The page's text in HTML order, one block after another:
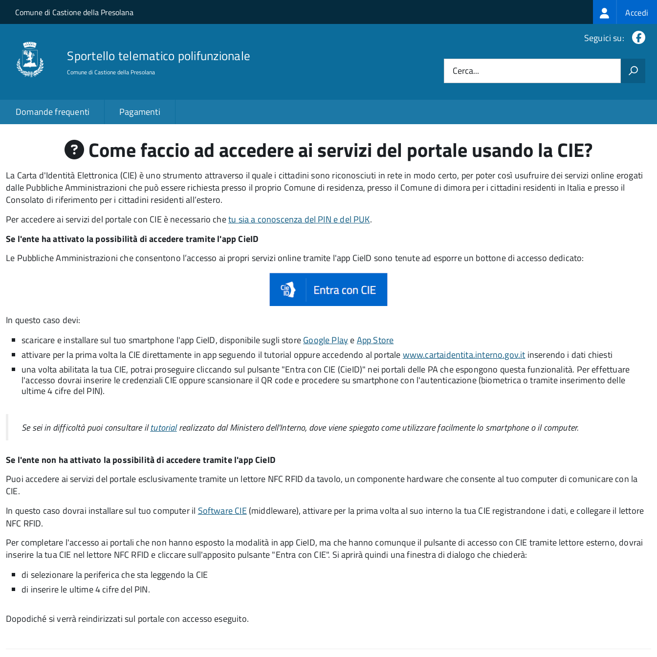
Salta al contenuto principale
Skip to site navigation
Comune di Castione della Presolana Login
menu
Accedi
Sportello telematico polifunzionale
Comune di Castione della Presolana
Seguici su:
Cerca...
Domande frequenti Pagamenti
Come faccio ad accedere ai servizi del portale usando la CIE?
La Carta d'Identità Elettronica (CIE) è uno strumento attraverso il quale i cittadini sono riconosciuti in rete in modo certo, per poter così usufruire dei servizi online erogati
dalle Pubbliche Amministrazioni che può essererichiesta presso il proprio Comune di residenza, presso il Comune di dimora per i cittadini residenti in Italia e presso il
Consolato di riferimento per i cittadini residenti all’estero.
Per accedere ai servizi del portale con CIE è necessario chetu sia a conoscenza del PIN e del PUK.
Se l'ente ha attivato la possibilità di accedere tramite l'app CieID
Le Pubbliche Amministrazioni che consentono l’accesso ai propri servizi online tramite l'app CieID sono tenute ad esporre un bottone di accesso dedicato:
In questo caso devi:
scaricare e installare sul tuo smartphone l'app CieID, disponibile sugli storeGoogle PlayeApp Store
attivare per la prima volta la CIE direttamente in app seguendo il tutorial oppure accedendo al portalewww.cartaidentita.interno.gov.it inserendo i dati chiesti
una volta abilitata la tua CIE, potrai proseguire cliccando sul pulsante "Entra con CIE (CieID)" nei portali delle PA che espongono questa funzionalità. Per effettuare
l'accesso dovrai inserire le credenziali CIE oppure scansionare il QR code e procedere su smartphone con l'autenticazione (biometrica o tramite inserimento delle
ultime 4 cifre del PIN).
Se sei in difficoltà puoi consultare iltutorialrealizzato dal Ministero dell'Interno, dove viene spiegato come utilizzare facilmente lo smartphone o il computer.
Se l'ente non ha attivato la possibilità di accedere tramite l'app CieID
Puoi accedere ai servizi del portale esclusivamente tramite un lettore NFC RFID da tavolo, un componente hardware che consente al tuo computer di comunicare con la
CIE.
In questo caso dovrai installare sul tuo computer il Software CIE(middleware), attivare per la prima volta al suo interno la tua CIE registrandone i dati, e collegare il lettore
NFC RFID.
Per completare l'accesso ai portali che non hanno esposto la modalità in app CieID, ma che hanno comunque il pulsante di accesso con CIE tramite lettore esterno, dovrai
inserire la tua CIE nel lettore NFC RFID e cliccare sull'apposito pulsante "Entra con CIE". Si aprirà quindi una finestra di dialogo che chiederà:
di selezionare la periferica che sta leggendo la CIE
di inserire le ultime 4 cifre del PIN.
Dopodiché si verrà reindirizzati sul portale con accesso eseguito.